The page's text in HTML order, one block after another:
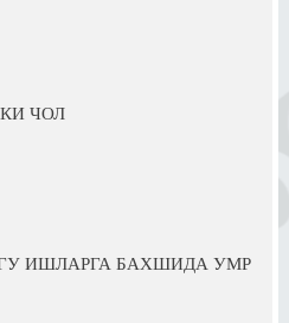
ЧОЛ
ИШЛАРГА БАХШИДА УМР